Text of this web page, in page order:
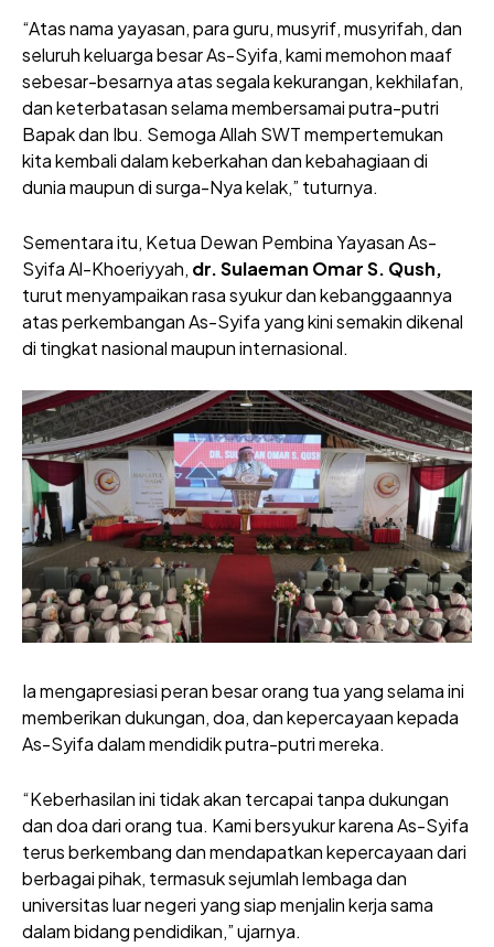
“Atas nama yayasan, para guru, musyrif, musyrifah, dan
seluruh keluarga besar As-Syifa, kami memohon maaf
sebesar-besarnya atas segala kekurangan, kekhilafan,
dan keterbatasan selama membersamai putra-putri
Bapak dan Ibu. Semoga Allah SWT mempertemukan
kita kembali dalam keberkahan dan kebahagiaan di
dunia maupun di surga-Nya kelak,” tuturnya.
Sementara itu, Ketua Dewan Pembina Yayasan As-
Syifa Al-Khoeriyyah, dr. Sulaeman Omar S. Qush,
turut menyampaikan rasa syukur dan kebanggaannya
atas perkembangan As-Syifa yang kini semakin dikenal
di tingkat nasional maupun internasional.
Ia mengapresiasi peran besar orang tua yang selama ini
memberikan dukungan, doa, dan kepercayaan kepada
As-Syifa dalam mendidik putra-putri mereka.
“Keberhasilan ini tidak akan tercapai tanpa dukungan
dan doa dari orang tua. Kami bersyukur karena As-Syifa
terus berkembang dan mendapatkan kepercayaan dari
berbagai pihak, termasuk sejumlah lembaga dan
universitas luar negeri yang siap menjalin kerja sama
dalam bidang pendidikan,” ujarnya.